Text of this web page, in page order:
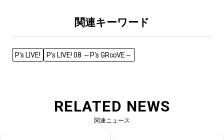
関連キーワード
P's LIVE! P's LIVE! 08 ～P's GR∞VE～
RELATED NEWS
関連ニュース